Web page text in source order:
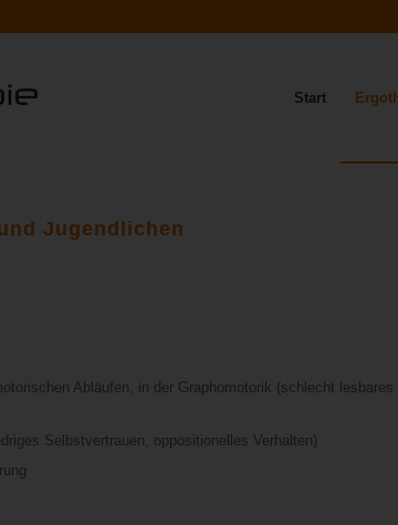
Start
Jugendlichen
Abläufen, in der Graphomotorik (schlecht
Selbstvertrauen, oppositionelles Verhalten)